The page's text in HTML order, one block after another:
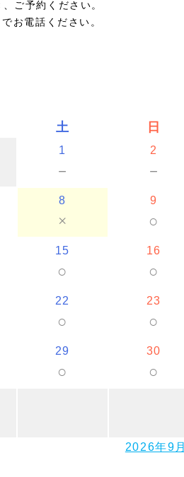
ご予約ください。
お電話ください。
土 日
1
－
2
－
8
×
9
○
15
○
16
○
22
○
23
○
29
○
30
○
2026年9月